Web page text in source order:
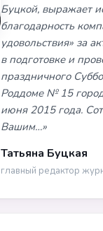
Буцкой, выражает
благодарность
удовольствия» за
в подготовке и
праздничного
Роддоме № 15
июня 2015 года.
Вашим…»
Татьяна Буцкая
главный редактор